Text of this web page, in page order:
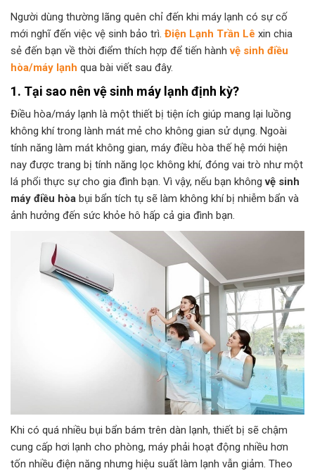
Người dùng thường lãng quên chỉ đến khi máy lạnh có sự cố
mới nghĩ đến việc vệ sinh bảo trì. Điện Lạnh Trần Lê xin chia
sẻ đến bạn về thời điểm thích hợp để tiến hànhvệ sinh điều
hòa/máy lạnh qua bài viết sau đây.
1. Tại sao nên vệ sinh máy lạnh định kỳ?
Điều hòa/máy lạnh là một thiết bị tiện ích giúp mang lại luồng
không khí trong lành mát mẻ cho không gian sử dụng. Ngoài
tính năng làm mát không gian, máy điều hòa thế hệ mới hiện
nay được trang bị tính năng lọc không khí, đóng vai trò như một
lá phổi thực sự cho gia đình bạn. Vì vậy, nếu bạn khôngvệ sinh
máy điều hòa bụi bẩn tích tụ sẽ làm không khí bị nhiễm bẩn và
ảnh hưởng đến sức khỏe hô hấp cả gia đình bạn.
Khi có quá nhiều bụi bẩn bám trên dàn lạnh, thiết bị sẽ chậm
cung cấp hơi lạnh cho phòng, máy phải hoạt động nhiều hơn
tốn nhiều điện năng nhưng hiệu suất làm lạnh vẫn giảm. Theo